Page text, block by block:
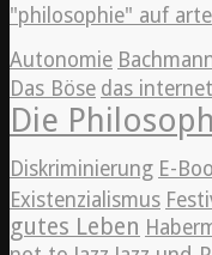
"philosophie" auf arte
Autonomie
Das Böse das
Die
Diskriminierung E-
Existenzialismus
gutes Leben